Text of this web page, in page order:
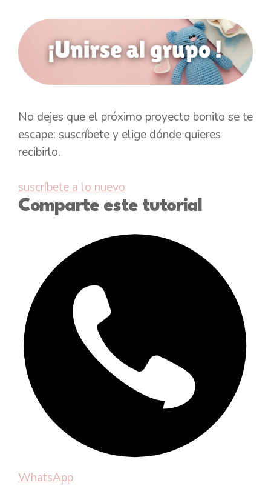
No dejes que el próximo proyecto bonito se te
escape: suscríbete y elige dónde quieres
recibirlo.
suscríbete a lo nuevo
Comparte este tutorial
WhatsApp